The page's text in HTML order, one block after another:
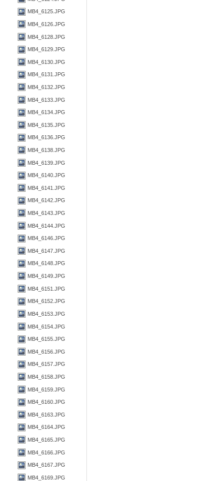
MB4_6125.JPG
MB4_6126.JPG
MB4_6128.JPG
MB4_6129.JPG
MB4_6130.JPG
MB4_6131.JPG
MB4_6132.JPG
MB4_6133.JPG
MB4_6134.JPG
MB4_6135.JPG
MB4_6136.JPG
MB4_6138.JPG
MB4_6139.JPG
MB4_6140.JPG
MB4_6141.JPG
MB4_6142.JPG
MB4_6143.JPG
MB4_6144.JPG
MB4_6146.JPG
MB4_6147.JPG
MB4_6148.JPG
MB4_6149.JPG
MB4_6151.JPG
MB4_6152.JPG
MB4_6153.JPG
MB4_6154.JPG
MB4_6155.JPG
MB4_6156.JPG
MB4_6157.JPG
MB4_6158.JPG
MB4_6159.JPG
MB4_6160.JPG
MB4_6163.JPG
MB4_6164.JPG
MB4_6165.JPG
MB4_6166.JPG
MB4_6167.JPG
MB4_6169.JPG